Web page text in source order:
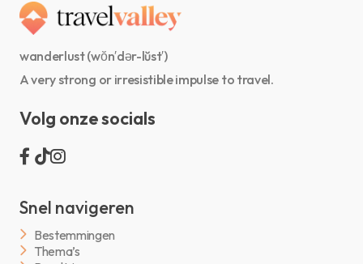
wanderlust (wŏn′dər-lŭst′)
A very strong or irresistible impulse to travel.
Volg onze socials
Snel navigeren
Bestemmingen
Thema’s